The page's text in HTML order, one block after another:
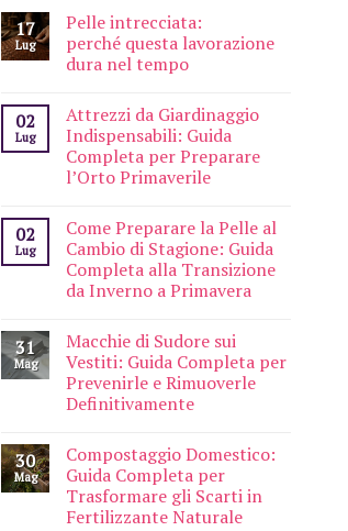
17
Lug
Pelle intrecciata:
perché questa lavorazione
dura nel tempo
02
Lug
Attrezzi da Giardinaggio
Indispensabili: Guida
Completa per Preparare
l’Orto Primaverile
02
Lug
Come Preparare la Pelle al
Cambio di Stagione: Guida
Completa alla Transizione
da Inverno a Primavera
31
Mag
Macchie di Sudore sui
Vestiti: Guida Completa per
Prevenirle e Rimuoverle
Definitivamente
30
Mag
Compostaggio Domestico:
Guida Completa per
Trasformare gli Scarti in
Fertilizzante Naturale